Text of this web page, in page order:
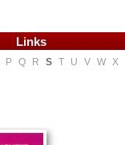
Links
P Q R S T U V W X